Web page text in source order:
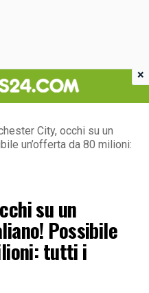
City, occhi su un
un’offerta da 80 milioni:
su un
Possibile
tutti i
×